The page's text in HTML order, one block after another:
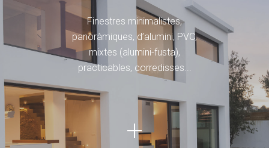
Finestres minimalistes,
panoràmiques, d’alumini, PVC,
mixtes (alumini-fusta),
practicables, corredisses...